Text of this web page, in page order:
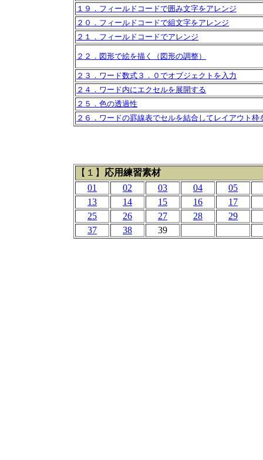
１９．フィールドコードで囲み文字をアレンジ
２０．フィールドコードで組文字をアレンジ
２１．フィールドコードでアレンジ
２２．図形で絵を描く（図形の調整）
２３．ワード数式３．０でオブジェクトを入力
２４．ワード内にエクセルを展開する
２５．色の透過性
２６．ワードの罫線表でセルを結合してレイアウト枠
【１】 応用練習素材
01
02 03 04
05
13
14 15 16
17
25
26 27 28
29
37
38 39